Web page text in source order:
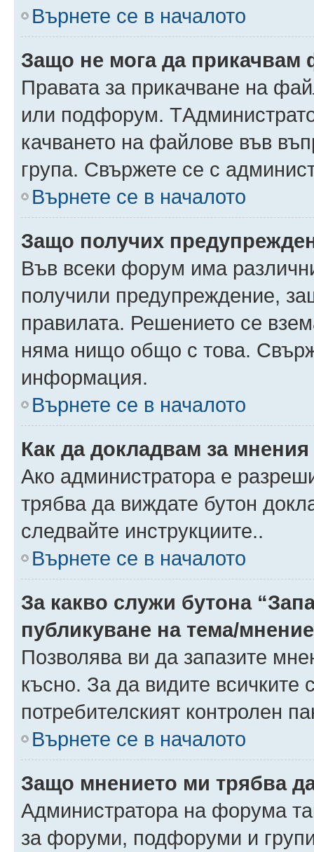
Върнете се в началото
Защо не мога да прикачвам
Правата за прикачване на
или подфорум.
качването на файлове във
група. Свържете се с
Върнете се в началото
Защо получих
Във всеки форум има
получили предупреждение,
правилата. Решението се
няма нищо общо с това.
информация.
Върнете се в началото
Как да докладвам за
Ако администратора е
трябва да виждате бутон
следвайте инструкциите..
Върнете се в началото
За какво служи бутона
публикуване на тема/
Позволява ви да запазите
късно. За да видите всичките
потребителският контролен
Върнете се в началото
Защо мнението ми трябва
Администратора на форума
за форуми, подфоруми и